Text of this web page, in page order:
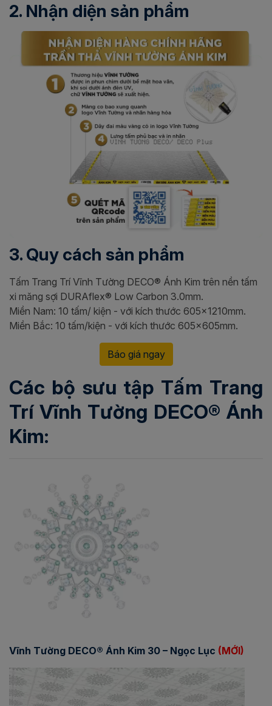
2. Nhận diện sản phẩm
3. Quy cách sản phẩm
Tấm Trang Trí Vĩnh Tường DECO® Ánh Kim trên nền tấm
xi măng sợi DURAflex® Low Carbon 3.0mm.
Miền Nam: 10 tấm/ kiện - với kích thước 605x1210mm.
Miền Bắc: 10 tấm/kiện - với kích thước 605x605mm.
Báo giá ngay
Các bộ sưu tập Tấm Trang
Trí Vĩnh Tường DECO® Ánh
Kim:
Vĩnh Tường DECO® Ánh Kim 30 – Ngọc Lục (MỚI)